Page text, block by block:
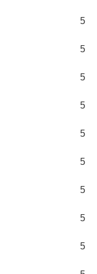
5
5
5
5
5
5
5
5
5